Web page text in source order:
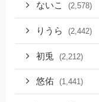
ないこ (2,578)
りうら (2,442)
初兎 (2,212)
悠佑 (1,441)